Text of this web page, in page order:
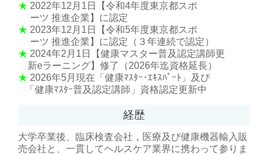
★ 2022年12月1日【令和4年度東京都スポ
ーツ 推進企業】に認定
★ 2023年12月1日【令和5年度東京都スポ
ーツ 推進企業】に認定（３年連続で認定）
★ 2024年2月1日【健康マスター普及認定講師更
新eラーニング】修了（2026年迄資格延長）
★ 2026年5月現在「健康ﾏｽﾀｰ･ｴｷｽﾊﾟｰﾄ」及び
「健康ﾏｽﾀｰ普及認定講師」資格認定更新中
経歴
大学卒業後、臨床検査会社，医療及び健康機器輸入販
売会社と、一貫してヘルスケア業界に携わって参りま